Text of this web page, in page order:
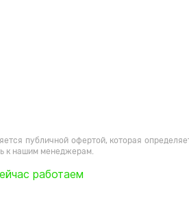
публичной офертой, которая
к нашим менеджерам.
работаем